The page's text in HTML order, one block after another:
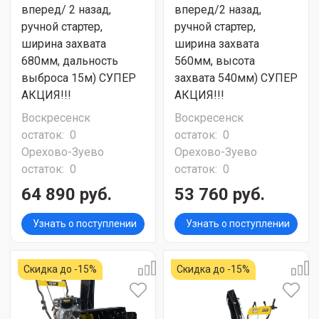
вперед/ 2 назад,
ручной стартер,
ширина захвата
680мм, дальность
выброса 15м) СУПЕР
АКЦИЯ!!!
Воскресенск
остаток: 0
Орехово-Зуево
остаток: 0
64 890 руб.
Узнать о поступлении
вперед/2 назад,
ручной стартер,
ширина захвата
560мм, высота
захвата 540мм) СУПЕР
АКЦИЯ!!!
Воскресенск
остаток: 0
Орехово-Зуево
остаток: 0
53 760 руб.
Узнать о поступлении
Скидка до -15% Скидка до -15%